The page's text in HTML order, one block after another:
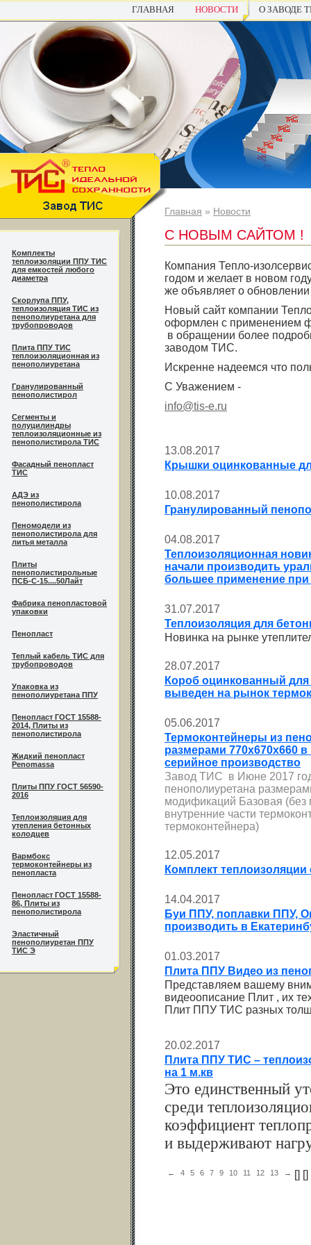
ГЛАВНАЯ НОВОСТИ О ЗАВОДЕ
Комплекты
теплоизоляции ППУ ТИС
для емкостей любого
диаметра
Cкорлупа ППУ,
теплоизоляция ТИС из
пенополиуретана для
трубопроводов
Плита ППУ ТИС
теплоизоляционная из
пенополиуретана
Гранулированный
пенополистирол
Сегменты и
полуцилиндры
теплоизоляционные из
пенополистирола ТИС
Фасадный пенопласт
ТИС
АДЭ из
пенополистирола
Пеномодели из
пенополистирола для
литья металла
Плиты
пенополистирольные
ПСБ-С-15....50Лайт
Фабрика пенопластовой
упаковки
Пенопласт
Теплый кабель ТИС для
трубопроводов
Упаковка из
пенополиуретана ППУ
Пенопласт ГОСТ 15588-
2014, Плиты из
пенополистирола
Жидкий пенопласт
Penomassa
Плиты ППУ ГОСТ 56590-
2016
Теплоизоляция для
утепления бетонных
колодцев
Вармбокс
термоконтейнеры из
пенопласта
Пенопласт ГОСТ 15588-
86, Плиты из
пенополистирола
Эластичный
пенополиуретан ППУ
ТИС Э
Главная » Новости
С НОВЫМ САЙТОМ !
Компания Тепло-
годом и желает в новом
же объявляет о
Новый сайт компании
оформлен с применением
в обращении более
заводом ТИС.
Искренне надеемся что
С Уважением -
info@tis-e.ru
13.08.2017
Крышки оцинкованные
10.08.2017
Гранулированный
04.08.2017
Теплоизоляционная
начали производить
большее применение
31.07.2017
Теплоизоляция для
Новинка на рынке
28.07.2017
Короб оцинкованный
выведен на рынок
05.06.2017
Термоконтейнеры из
размерами 770х670х660
серийное производство
Завод ТИС в Июне 2017
пенополиуретана
модификаций Базовая (без
внутренние части
термоконтейнера)
12.05.2017
Комплект
14.04.2017
Буи ППУ, поплавки ППУ,
производить в
01.03.2017
Плита ППУ Видео из
Представляем вашему
видеоописание Плит , их
Плит ППУ ТИС разных
20.02.2017
Плита ППУ ТИС –
на 1 м.кв
Это единственный
среди
коэффициент
и выдерживают
← [
4 ] [
5 ]
6 7 9 10 11 12 13 →